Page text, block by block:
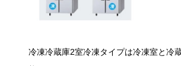
冷凍冷蔵庫2室冷凍タイプは冷凍室と冷